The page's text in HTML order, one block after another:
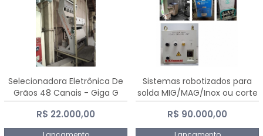
Selecionadora Eletrônica De
Grãos 48 Canais - Giga G
10000
R$ 22.000,00
Sistemas robotizados para
solda MIG/MAG/Inox ou corte
plasma
R$ 90.000,00